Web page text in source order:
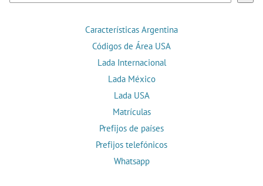
Características Argentina
Códigos de Área USA
Lada Internacional
Lada México
Lada USA
Matrículas
Prefijos de países
Prefijos telefónicos
Whatsapp